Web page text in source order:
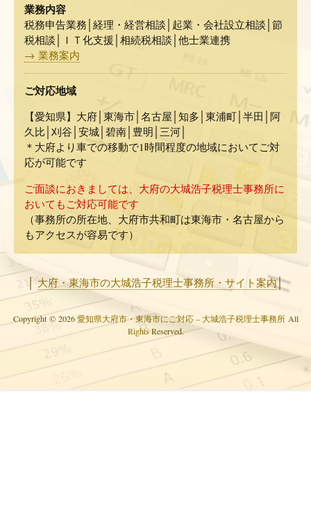
業務内容
税務申告業務│経理・経営相談│起業・会社設立相談│節
税相談│ＩＴ化支援│相続税相談│他士業連携
→ 業務案内
ご対応地域
【愛知県】大府│東海市│名古屋│知多│東浦町│半田│阿
久比│刈谷│安城│碧南│豊明│三河│
＊大府より車での移動で1時間程度の地域においてご対
応が可能です
ご面談におきましては、大府の大城浩子税理士事務所に
おいてもご対応可能です
（事務所の所在地、大府市共和町は東海市・名古屋から
もアクセスが容易です）
│ 大府・東海市の大城浩子税理士事務所・サイト案内│
Copyright © 2026愛知県大府市・東海市にご対応 – 大城浩子税理士事務所All
RightsReserved.